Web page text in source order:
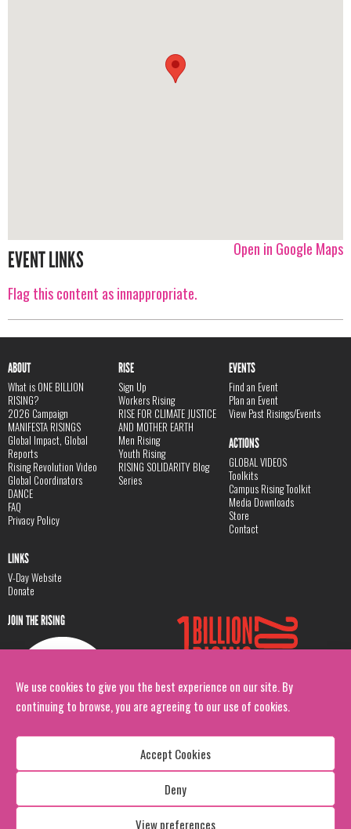
We use cookies to give you the best experience on our site. By
continuing to browse, you are agreeing to our use of cookies.
Accept Cookies
Deny
View preferences
Open in Google Maps
EVENT LINKS
Flag this content as innappropriate.
ABOUT
What is ONE BILLION
RISING?
2026 Campaign
MANIFESTA RISINGS
Global Impact, Global
Reports
Rising Revolution Video
Global Coordinators
DANCE
FAQ
Privacy Policy
RISE
Sign Up
Workers Rising
RISE FOR CLIMATE JUSTICE
AND MOTHER EARTH
Men Rising
Youth Rising
RISING SOLIDARITY Blog
Series
EVENTS
Find an Event
Plan an Event
View Past Risings/Events
ACTIONS
GLOBAL VIDEOS
Toolkits
Campus Rising Toolkit
Media Downloads
Store
Contact
LINKS
V-Day Website
Donate
JOIN THE RISING
Copyright: 1 Billion Rising
All Rights Reserved. 2026